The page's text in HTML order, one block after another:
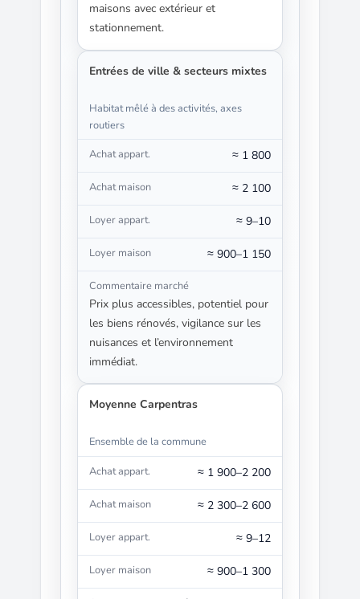
maisons avec extérieur et
stationnement.
Entrées de ville & secteurs mixtes
Habitat mêlé à des activités, axes
routiers
≈ 1 800
≈ 2 100
≈ 9–10
≈ 900–1 150
Prix plus accessibles, potentiel pour
les biens rénovés, vigilance sur les
nuisances et l’environnement
immédiat.
Moyenne Carpentras
Ensemble de la commune
≈ 1 900–2 200
≈ 2 300–2 600
≈ 9–12
≈ 900–1 300